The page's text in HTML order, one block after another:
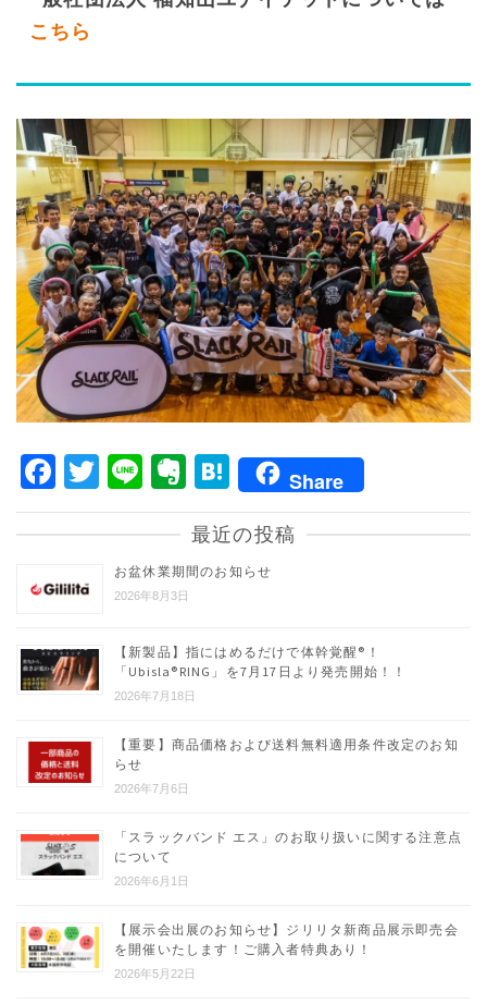
こちら
Facebook
TwitterLineEvernote
Hatena
Share
最近の投稿
お盆休業期間のお知らせ
2026年8月3日
【新製品】指にはめるだけで体幹覚醒®︎！
「Ubisla®︎RING」を7月17日より発売開始！！
2026年7月18日
【重要】商品価格および送料無料適用条件改定のお知
らせ
2026年7月6日
「スラックバンド エス」のお取り扱いに関する注意点
について
2026年6月1日
【展示会出展のお知らせ】ジリリタ新商品展示即売会
を開催いたします！ご購入者特典あり！
2026年5月22日